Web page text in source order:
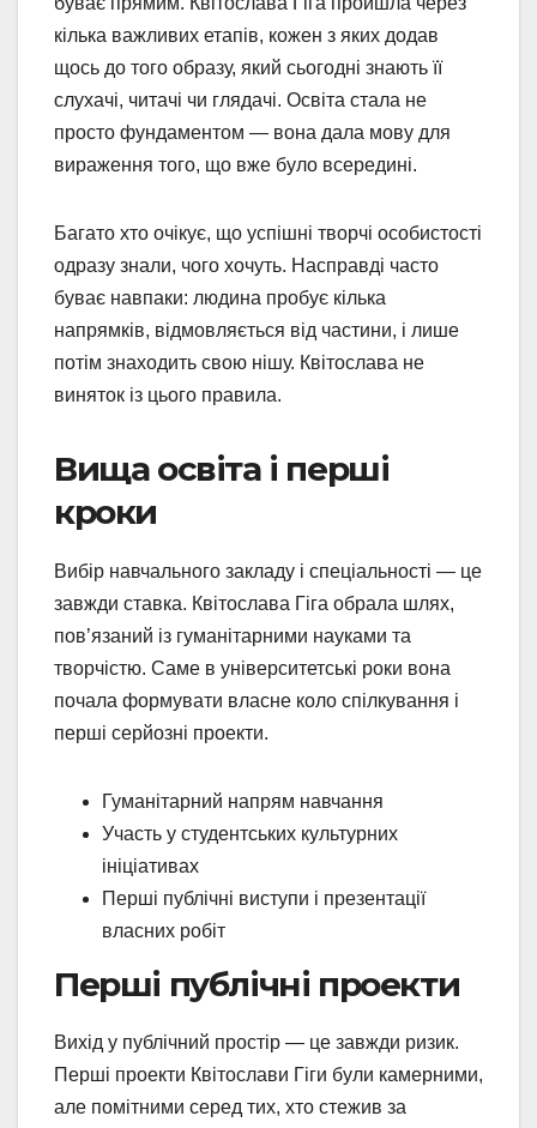
кілька важливих етапів, кожен з яких додав
щось до того образу, який сьогодні знають її
слухачі, читачі чи глядачі. Освіта стала не
просто фундаментом — вона дала мову для
вираження того, що вже було всередині.
Багато хто очікує, що успішні творчі особистості
одразу знали, чого хочуть. Насправді часто
буває навпаки: людина пробує кілька
напрямків, відмовляється від частини, і лише
потім знаходить свою нішу. Квітослава не
виняток із цього правила.
Вища освіта і перші
кроки
Вибір навчального закладу і спеціальності — це
завжди ставка. Квітослава Гіга обрала шлях,
пов’язаний із гуманітарними науками та
творчістю. Саме в університетські роки вона
почала формувати власне коло спілкування і
перші серйозні проекти.
Гуманітарний напрям навчання
Участь у студентських культурних
ініціативах
Перші публічні виступи і презентації
власних робіт
Перші публічні проекти
Вихід у публічний простір — це завжди ризик.
Перші проекти Квітослави Гіги були камерними,
але помітними серед тих, хто стежив за